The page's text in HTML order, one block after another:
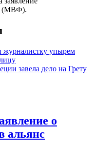
(МВФ).
журналистку упырем
завела дело на Грету
о
альянс